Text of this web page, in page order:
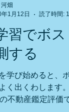
習でボ
する
学び始めると、
く出くわします
不動産鑑定評価
畑
1月12日
読了時間: